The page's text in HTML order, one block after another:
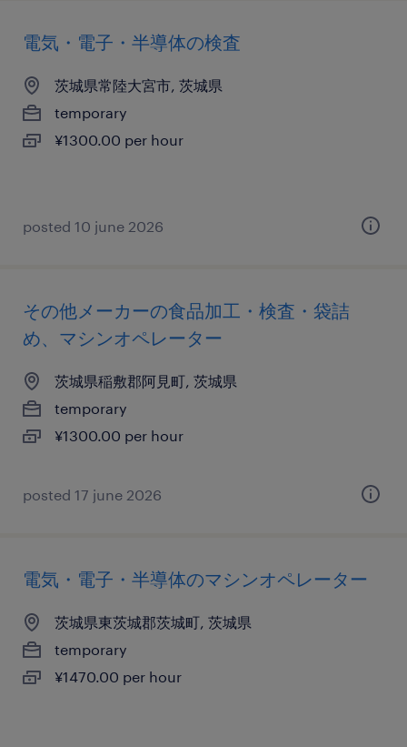
電気・電子・半導体の検査
茨城県常陸大宮市, 茨城県
temporary
¥1300.00 per hour
posted 10 june 2026
その他メーカーの食品加工・検査・袋詰
め、マシンオペレーター
茨城県稲敷郡阿見町, 茨城県
temporary
¥1300.00 per hour
posted 17 june 2026
電気・電子・半導体のマシンオペレーター
茨城県東茨城郡茨城町, 茨城県
temporary
¥1470.00 per hour